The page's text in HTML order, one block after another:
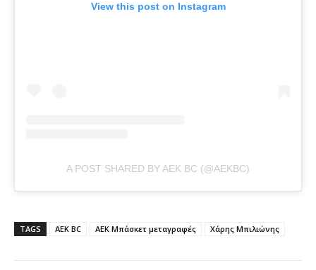
View this post on Instagram
A POST SHARED BY AEK BC (@AEKBC)
TAGS ΑΕΚ BC ΑΕΚ Μπάσκετ μεταγραφές Χάρης Μπιλιώνης